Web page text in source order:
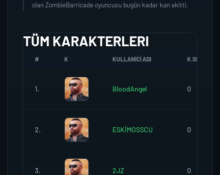
olan ZombieBarricade oyuncusu bugün kadar kan akitti.
TÜM KARAKTERLERI
# K KULLANICI ADI K.SEREFI
1. BloodAngel 0
2. ESKİMOSSCU 0
3. 2JZ 0